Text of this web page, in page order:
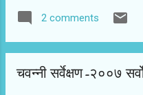
बहुत कुछ दिया है.अब वक़्त आ गया
रहते हैं.दयालु स्वाभाव के हैं और
तो यह भी जाता है कि उनके घर
खान ने सामाजिक काम के लिए
2 comments
चवन्नी सर्वेक्षण-२००७